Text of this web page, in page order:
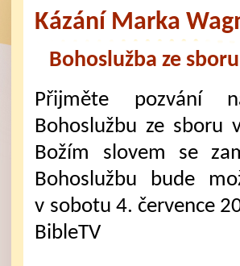
Kázání Marka
Bohoslužba ze
Přijměte pozvání
Bohoslužbu ze sboru
Božím slovem se
Bohoslužbu bude
v sobotu 4. července
BibleTV